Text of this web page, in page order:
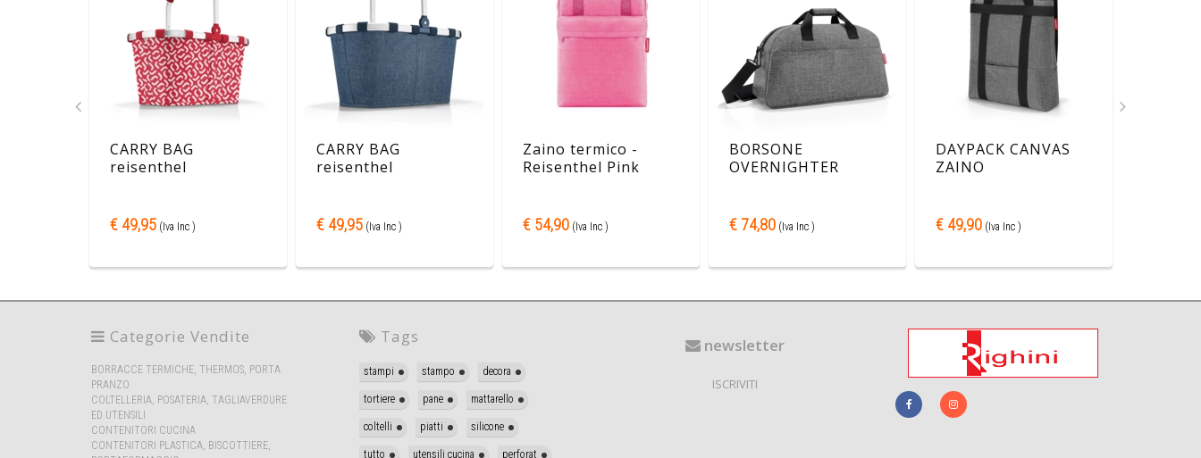
CARRY BAG
reisenthel
€ 49,95(Iva Inc )
CARRY BAG
reisenthel
€ 49,95(Iva Inc )
Zaino termico -
Reisenthel Pink
€ 54,90(Iva Inc )
BORSONE
OVERNIGHTER
€ 74,80(Iva Inc )
DAYPACK CANVAS
ZAINO
€ 49,90(Iva Inc )
Categorie Vendite
BORRACCE TERMICHE, THERMOS, PORTA
PRANZO
COLTELLERIA, POSATERIA, TAGLIAVERDURE
ED UTENSILI
CONTENITORI CUCINA
CONTENITORI PLASTICA, BISCOTTIERE,
Tags
stampi stampo decora
tortiere pane mattarello
coltelli piatti silicone
tutto utensili cucina perforat
newsletter
ISCRIVITI